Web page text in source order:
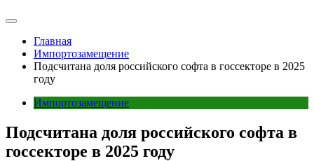
Главная
Импортозамещение
Подсчитана доля российского софта в госсекторе в 2025
году
Импортозамещение
Подсчитана доля российского софта в
госсекторе в 2025 году